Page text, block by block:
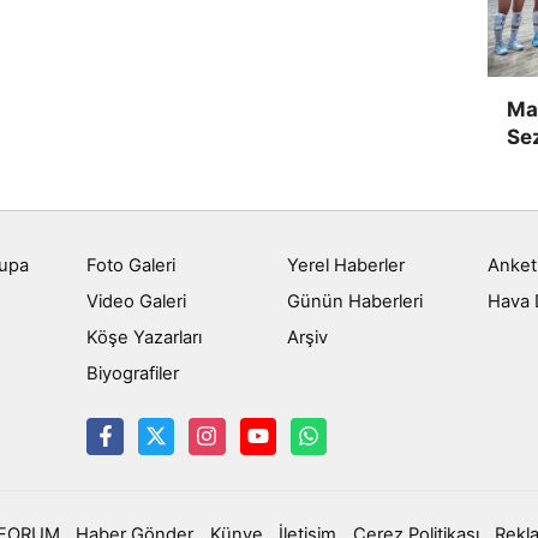
Foto Galeri
Video Galeri
Köşe Yazarları
Biyografiler
Yerel Haberler
Günün Haberleri
Arşiv
Hava